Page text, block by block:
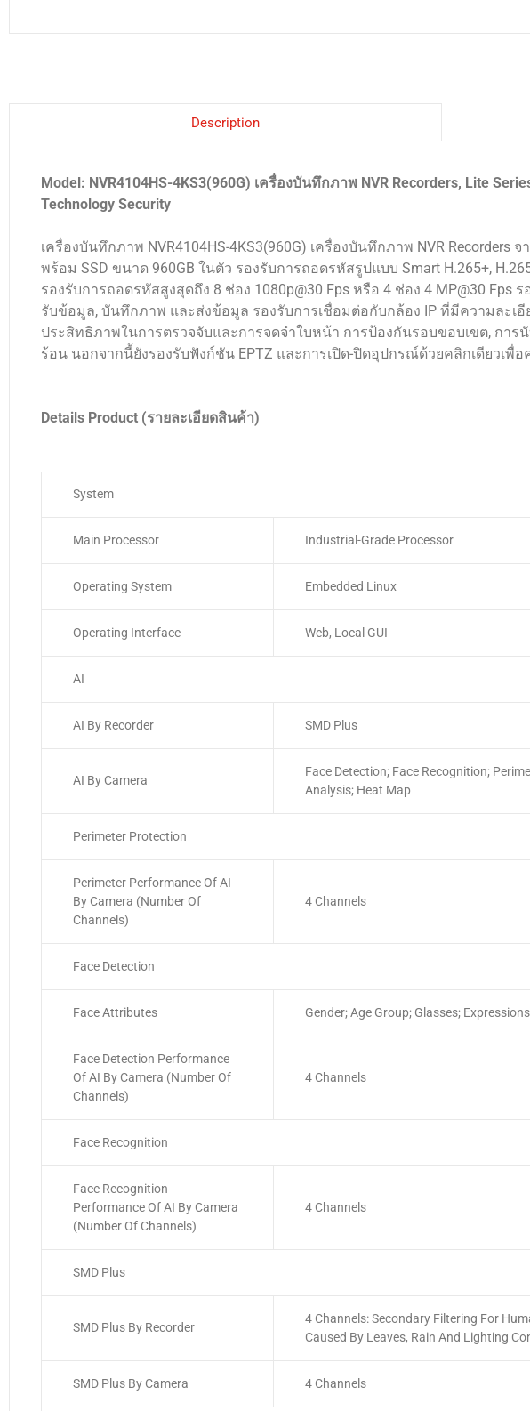
Description
Model: NVR4104HS-4KS3(960G) เครื่องบันทึกภาพ NVR Recorders, Lite
Technology Security
เครื่องบันทึกภาพ NVR4104HS-4KS3(960G) เครื่องบันทึกภาพ NVR Recorders จ
พร้อม SSD ขนาด 960GB ในตัว รองรับการถอดรหัสรูปแบบ Smart H.265+,
รองรับการถอดรหัสสูงสุดถึง 8 ช่อง 1080p@30 Fps หรือ 4 ช่อง 4 MP@30
รับข้อมูล, บันทึกภาพ และส่งข้อมูล รองรับการเชื่อมต่อกับกล้อง IP ที่มีความละเอี
ประสิทธิภาพในการตรวจจับและการจดจำใบหน้า การป้องกันรอบขอบเขต, กา
ร้อน นอกจากนี้ยังรองรับฟังก์ชัน EPTZ และการเปิด-ปิดอุปกรณ์ด้วยคลิกเดียวเพื่
Details Product (รายละเอียดสินค้า)
System
Main Processor Industrial-Grade Processor
Operating System Embedded Linux
Operating Interface Web, Local GUI
AI
AI By Recorder SMD Plus
AI By Camera
Face Detection; Face Recognition;
Analysis; Heat Map
Perimeter Protection
Perimeter Performance Of AI
By Camera (Number Of
Channels)
4 Channels
Face Detection
Face Attributes Gender; Age Group; Glasses;
Face Detection Performance
Of AI By Camera (Number Of
Channels)
4 Channels
Face Recognition
Face Recognition
Performance Of AI By Camera
(Number Of Channels)
4 Channels
SMD Plus
SMD Plus By Recorder
4 Channels: Secondary Filtering For
Caused By Leaves, Rain And Lighting
SMD Plus By Camera 4 Channels